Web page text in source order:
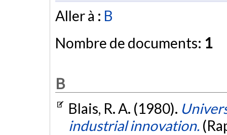
Aller à : B
Nombre de documents: 1
B
Blais, R. A. (1980).
industrial innovation.